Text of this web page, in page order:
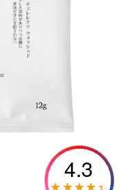
4.3